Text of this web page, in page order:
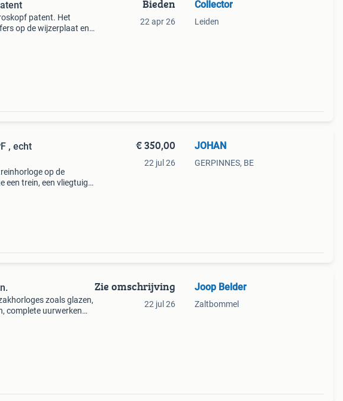
patent. Het
op de wijzerplaat en
Bieden
22 apr 26
Collector
Leiden
, echt
op de
een trein, een vliegtuig
€ 350,00
22 jul 26
JOHAN
GERPINNES, BE
zoals glazen,
complete uurwerken
Zie omschrijving
22 jul 26
Joop Belder
Zaltbommel